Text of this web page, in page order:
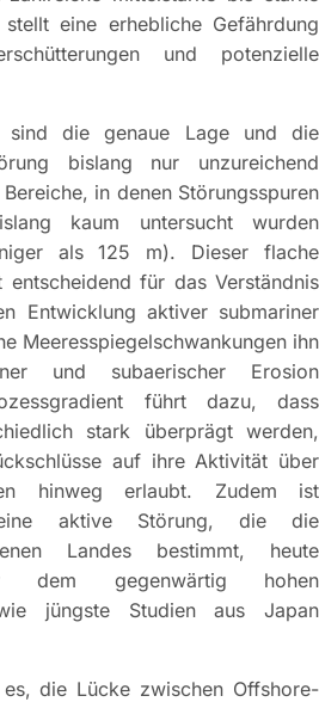
eine erhebliche Gefährdung
und potenzielle
sind die genaue Lage und die
bislang nur unzureichend
in denen Störungsspuren
kaum untersucht wurden
als 125 m). Dieser flache
entscheidend für das Verständnis
Entwicklung aktiver submariner
Meeresspiegelschwankungen ihn
und subaerischer Erosion
führt dazu, dass
stark überprägt werden,
auf ihre Aktivität über
hinweg erlaubt. Zudem ist
aktive Störung, die die
Landes bestimmt, heute
dem gegenwärtig hohen
jüngste Studien aus Japan
die Lücke zwischen Offshore-